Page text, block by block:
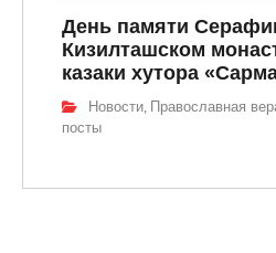
День памяти
Кизилташском
казаки хутора
Новости, Православная
посты